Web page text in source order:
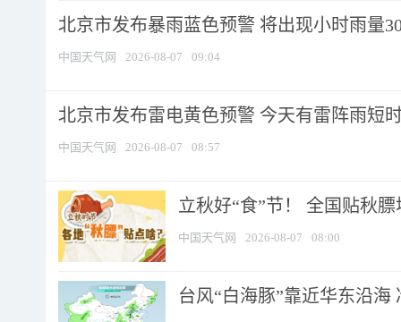
北京市发布暴雨蓝色预警 将出现小时雨量
中国天气网 2026-08-07 09:04
北京市发布雷电黄色预警 今天有雷阵雨短
中国天气网 2026-08-07 08:57
立秋好“食”节！ 全国贴秋
中国天气网 2026-08-07 08:00
台风“白海豚”靠近华东沿